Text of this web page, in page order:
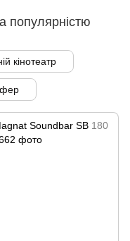
популярністю
кінотеатр